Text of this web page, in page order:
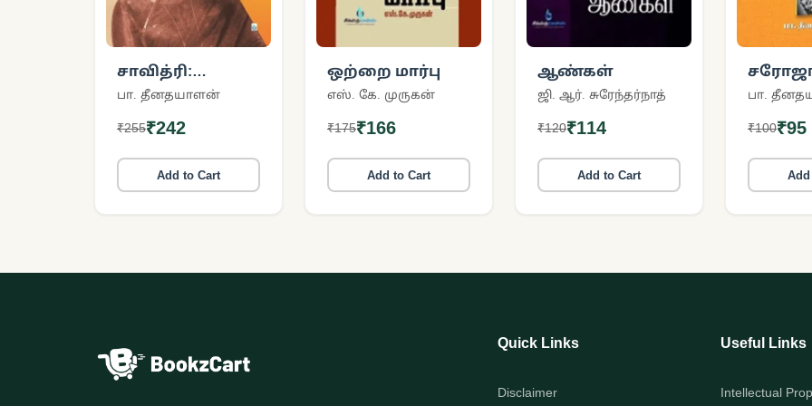
சாவித்ரி:
நடிகையர்
நெகிழ்வூட்டும்
பா. தீனதயாளன்
₹255₹242
Add to Cart
ஒற்றை மார்பு
எஸ். கே. முருகன்
₹175₹166
Add to Cart
ஆண்கள்
ஜி. ஆர். சுரேந்தர்நாத்
₹120₹114
Add to Cart
பா.
₹100₹95
Quick Links
Disclaimer
Useful Links
Intellectual